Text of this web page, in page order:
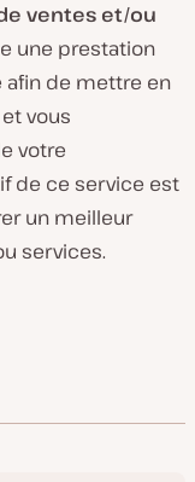
ventes et/ou
une prestation
afin de mettre en
vous
votre
de ce service est
un meilleur
services.